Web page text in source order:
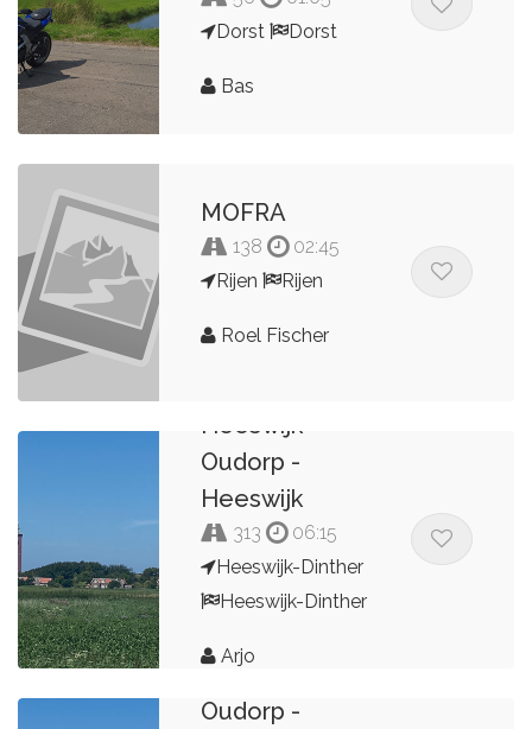
Dorst
Dorst
Bas
MOFRA
138
02:45
Rijen
Rijen
Roel Fischer
Heeswijk -
Oudorp -
Heeswijk
313
06:15
Heeswijk-Dinther
Heeswijk-Dinther
Arjo
Heeswijk -
Oudorp -